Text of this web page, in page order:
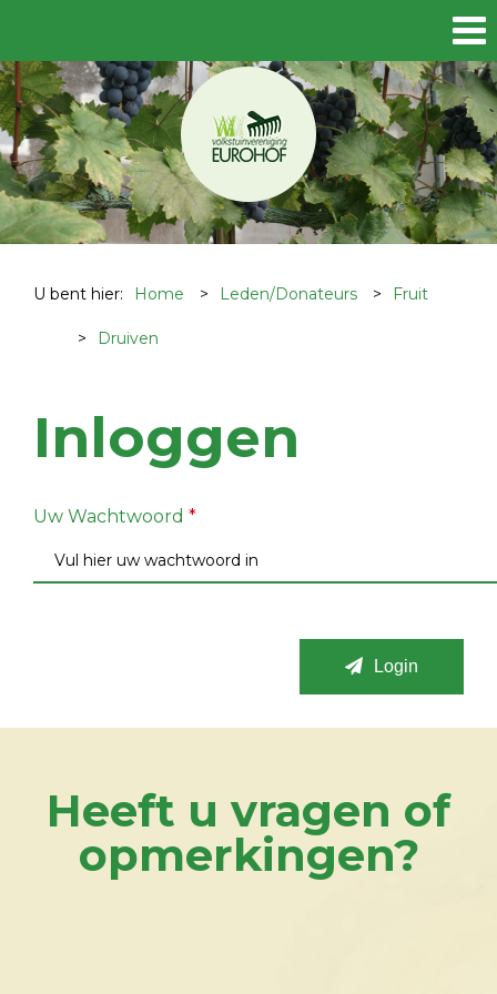
U bent hier: Home > Leden/Donateurs > Fruit
> Druiven
Inloggen
Uw Wachtwoord *
Login
Heeft u vragen of
opmerkingen?